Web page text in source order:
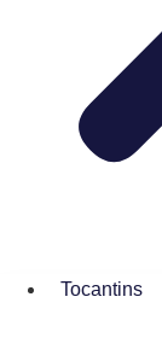
Tocantins